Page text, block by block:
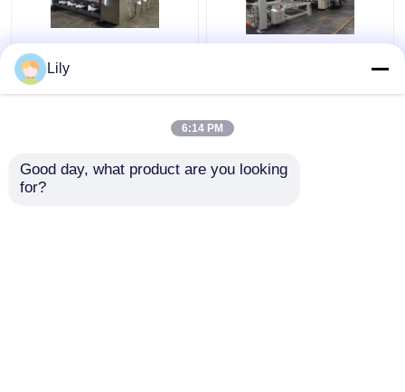
Riesiger gewölbter
Karton-Maschinen-
Fertigungsstraße-
70KW
Lily
6:14 PM
Good day, what product are you looking
for?